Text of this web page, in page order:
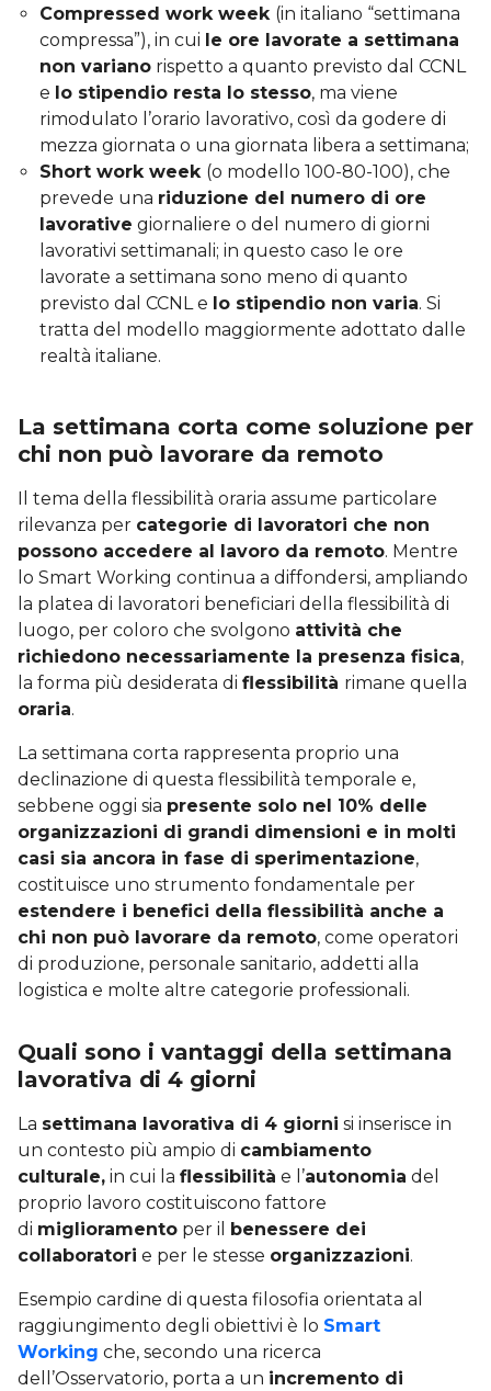
Compressed work week (in italiano “settimana
compressa”), in cui le ore lavorate a settimana
non variano rispetto a quanto previsto dal CCNL
e lo stipendio resta lo stesso, ma viene
rimodulato l’orario lavorativo, così da godere di
mezza giornata o una giornata libera a settimana;
Short work week (o modello 100-80-100), che
prevede una riduzione del numero di ore
lavorative giornaliere o del numero di giorni
lavorativi settimanali; in questo caso le ore
lavorate a settimana sono meno di quanto
previsto dal CCNL e lo stipendio non varia. Si
tratta del modello maggiormente adottato dalle
realtà italiane.
La settimana corta come soluzione per
chi non può lavorare da remoto
Il tema della flessibilità oraria assume particolare
rilevanza per categorie di lavoratori che non
possono accedere al lavoro da remoto. Mentre
lo Smart Working continua a diffondersi, ampliando
la platea di lavoratori beneficiari della flessibilità di
luogo, per coloro che svolgono attività che
richiedono necessariamente la presenza fisica,
la forma più desiderata di flessibilità rimane quella
oraria.
La settimana corta rappresenta proprio una
declinazione di questa flessibilità temporale e,
sebbene oggi sia presente solo nel 10% delle
organizzazioni di grandi dimensioni e in molti
casi sia ancora in fase di sperimentazione,
costituisce uno strumento fondamentale per
estendere i benefici della flessibilità anche a
chi non può lavorare da remoto, come operatori
di produzione, personale sanitario, addetti alla
logistica e molte altre categorie professionali.
Quali sono i vantaggi della settimana
lavorativa di 4 giorni
La settimana lavorativa di 4 giorni si inserisce in
un contesto più ampio di cambiamento
culturale, in cui la flessibilità e l’autonomia del
proprio lavoro costituiscono fattore
di miglioramento per il benessere dei
collaboratori e per le stesse organizzazioni.
Esempio cardine di questa filosofia orientata al
raggiungimento degli obiettivi è lo Smart
Working che, secondo una ricerca
dell’Osservatorio, porta a un incremento di